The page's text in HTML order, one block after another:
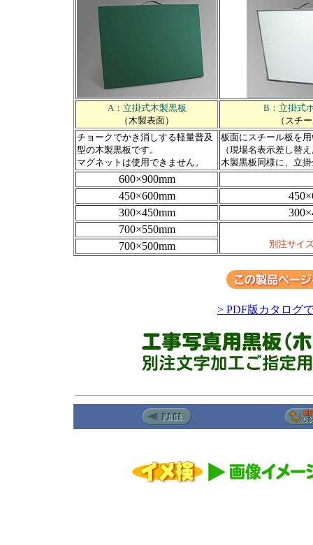
A：立掛式木製黒板
（木製表面）
B：立掛式
（スチ
チョークでかき消しする軽量普及
型の木製黒板です。
マグネットは使用できません。
板面にスチール板を
（現場名表示差し替
木製黒板同様に、立
600×900mm
450×600mm
300×450mm
700×550mm
別注サイ
700×500mm
> PDF版カタログ